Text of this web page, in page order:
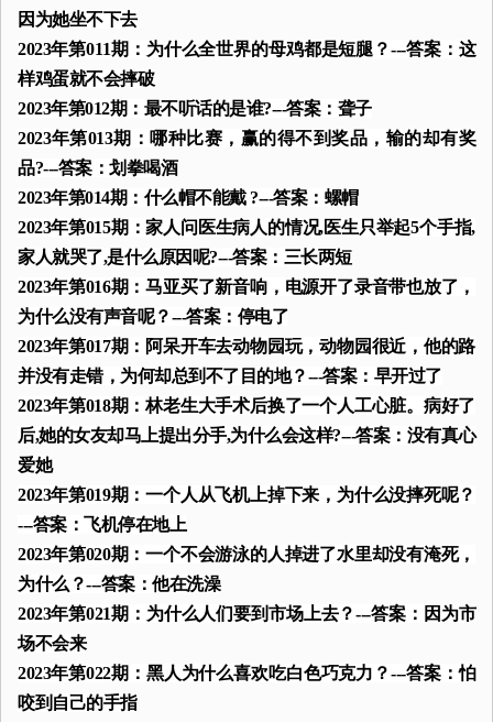
因为她坐不下去
2023年第011期：为什么全世界的母鸡都是短腿？---答案：这
样鸡蛋就不会摔破
2023年第012期：最不听话的是谁?---答案：聋子
2023年第013期：哪种比赛，赢的得不到奖品，输的却有奖
品?---答案：划拳喝酒
2023年第014期：什么帽不能戴 ?---答案：螺帽
2023年第015期：家人问医生病人的情况,医生只举起5个手指,
家人就哭了,是什么原因呢?---答案：三长两短
2023年第016期：马亚买了新音响，电源开了录音带也放了，
为什么没有声音呢？---答案：停电了
2023年第017期：阿呆开车去动物园玩，动物园很近，他的路
并没有走错，为何却总到不了目的地？---答案：早开过了
2023年第018期：林老生大手术后换了一个人工心脏。病好了
后,她的女友却马上提出分手,为什么会这样?---答案：没有真心
爱她
2023年第019期：一个人从飞机上掉下来，为什么没摔死呢？
---答案：飞机停在地上
2023年第020期：一个不会游泳的人掉进了水里却没有淹死，
为什么？---答案：他在洗澡
2023年第021期：为什么人们要到市场上去？---答案：因为市
场不会来
2023年第022期：黑人为什么喜欢吃白色巧克力？---答案：怕
咬到自己的手指